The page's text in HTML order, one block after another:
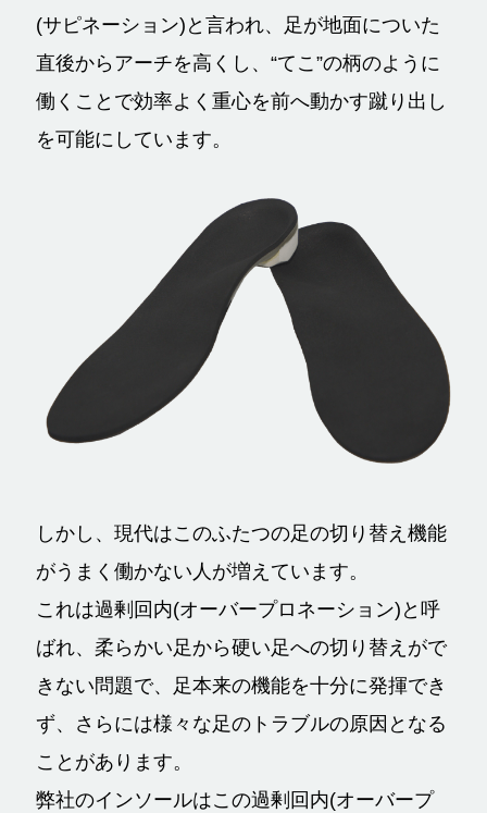
(サピネーション)と言われ、足が地面についた
直後からアーチを高くし、“てこ”の柄のように
働くことで効率よく重心を前へ動かす蹴り出し
を可能にしています。
しかし、現代はこのふたつの足の切り替え機能
がうまく働かない人が増えています。
これは過剰回内(オーバープロネーション)と呼
ばれ、柔らかい足から硬い足への切り替えがで
きない問題で、足本来の機能を十分に発揮でき
ず、さらには様々な足のトラブルの原因となる
ことがあります。
弊社のインソールはこの過剰回内(オーバープ